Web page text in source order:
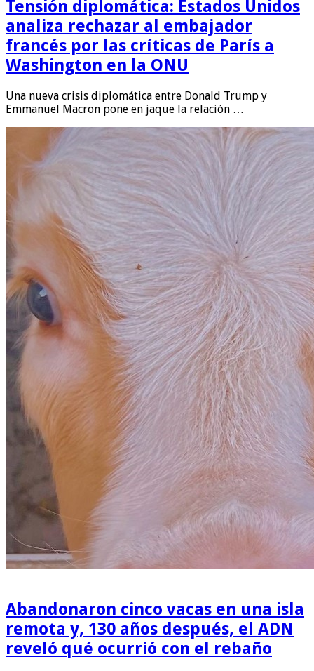
Tensión diplomática: Estados Unidos
analiza rechazar al embajador
francés por las críticas de París a
Washington en la ONU
Una nueva crisis diplomática entre Donald Trump y
Emmanuel Macron pone en jaque la relación …
Abandonaron cinco vacas en una isla
remota y, 130 años después, el ADN
reveló qué ocurrió con el rebaño